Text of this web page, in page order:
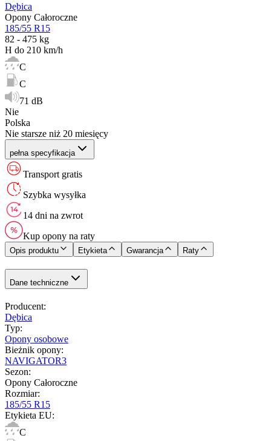
Dębica
Opony Całoroczne
185/55 R15
82 - 475 kg
H do 210 km/h
C
C
71 dB
Nie
Polska
Nie starsze niż 20 miesięcy
pełna specyfikacja
Transport gratis
Szybka wysyłka
14 dni na zwrot
Kup opony na raty
Opis produktu Etykieta Gwarancja Raty
Dane techniczne
Producent:
Dębica
Typ:
Opony osobowe
Bieżnik opony:
NAVIGATOR3
Sezon:
Opony Całoroczne
Rozmiar:
185/55 R15
Etykieta EU:
C